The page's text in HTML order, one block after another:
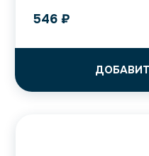
546 ₽